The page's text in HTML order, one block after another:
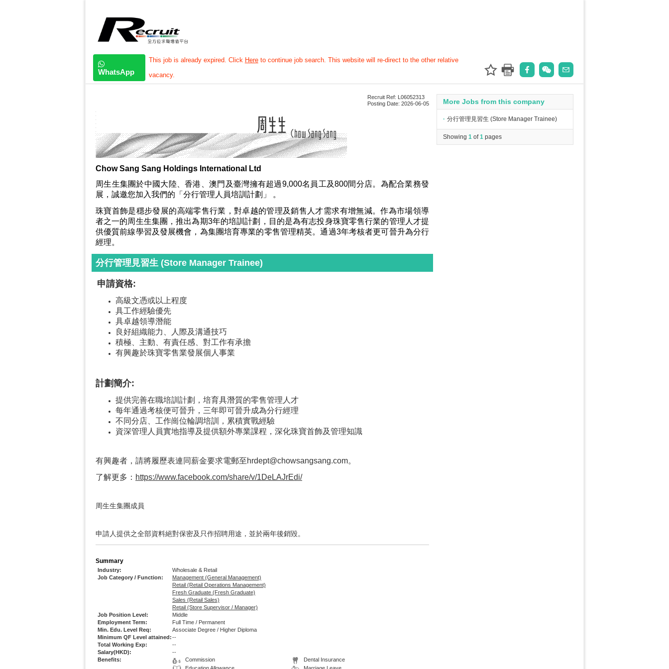
WhatsApp
This job is already expired. Click Hereto continue job search. This website will re-direct to the other relative
vacancy.
Recruit Ref: L06052313
Posting Date: 2026-06-05
Chow Sang Sang Holdings International Ltd
周生生集團於中國大陸、香港、澳門及臺灣擁有超過9,000名員工及800間分店。為配合業務發
展，誠邀您加入我們的「分行管理人員培訓計劃」 。
珠寶首飾是穩步發展的高端零售行業，對卓越的管理及銷售人才需求有增無減。作為市場領導
者之一的周生生集團，推出為期3年的培訓計劃，目的是為有志投身珠寶零售行業的管理人才提
供優質前線學習及發展機會，為集團培育專業的零售管理精英。通過3年考核者更可晉升為分行
經理。
分行管理見習生 (Store Manager Trainee)
申請資格:
高級文憑或以上程度
具工作經驗優先
具卓越領導潛能
良好組織能力、人際及溝通技巧
積極、主動、有責任感、對工作有承擔
有興趣於珠寶零售業發展個人事業
計劃簡介:
提供完善在職培訓計劃，培育具潛質的零售管理人才
每年通過考核便可晉升，三年即可晉升成為分行經理
不同分店、工作崗位輪調培訓，累積實戰經驗
資深管理人員實地指導及提供額外專業課程，深化珠寶首飾及管理知識
有興趣者，請將履歷表連同薪金要求電郵至hrdept@chowsangsang.com。
了解更多： https://www.facebook.com/share/v/1DeLAJrEdi/
周生生集團成員
申請人提供之全部資料絕對保密及只作招聘用途，並於兩年後銷毀。
Summary
Industry:
Wholesale & Retail
Job Category / Function:
Management (General Management)
Retail (Retail Operations Management)
Fresh Graduate (Fresh Graduate)
Sales (Retail Sales)
Retail (Store Supervisor / Manager)
Job Position Level:
Middle
Employment Term:
Full Time / Permanent
Min. Edu. Level Req:
Associate Degree / Higher Diploma
Minimum QF Level attained:--
Total Working Exp:
--
Salary(HKD):
--
Benefits:
Commission
Dental Insurance
Education Allowance
Marriage Leave
More Jobs from this company
∙ 分行管理見習生 (Store Manager Trainee)
Showing 1 of1 pages